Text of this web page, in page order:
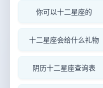
你可以十二星座的
十二星座会给什么礼物
阴历十二星座查询表